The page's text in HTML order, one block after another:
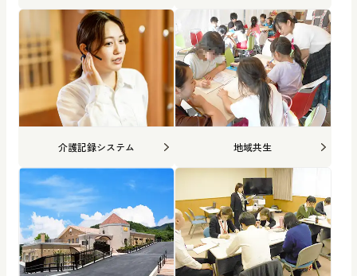
介護記録システム 地域共生